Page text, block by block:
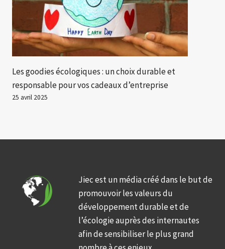
Les goodies écologiques : un choix durable et
responsable pour vos cadeaux d’entreprise
25 avril 2025
Jiec est un média créé dans le but de
promouvoir les valeurs du
développement durable et de
l’écologie auprès des internautes
afin de sensibiliser le plus grand